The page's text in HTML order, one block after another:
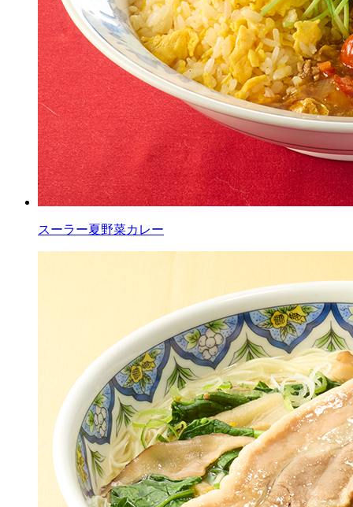
スーラー夏野菜カレー